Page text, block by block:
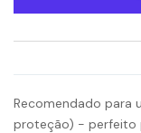
Recomendado para
proteção) - perfeito